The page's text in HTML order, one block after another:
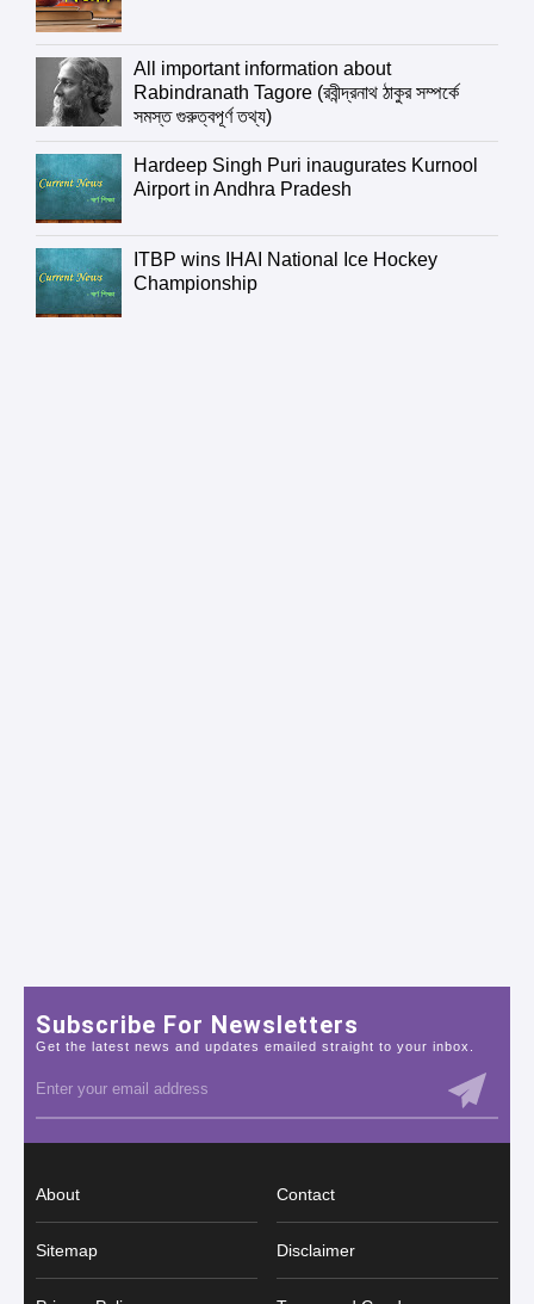
All important information about
Rabindranath Tagore (রবীন্দ্রনাথ ঠাকুর সম্পর্কে
সমস্ত গুরুত্বপূর্ণ তথ্য)
Hardeep Singh Puri inaugurates Kurnool
Airport in Andhra Pradesh
ITBP wins IHAI National Ice Hockey
Championship
Subscribe For Newsletters
Get the latest news and updates emailed straight to your inbox.
About Contact
Sitemap Disclaimer